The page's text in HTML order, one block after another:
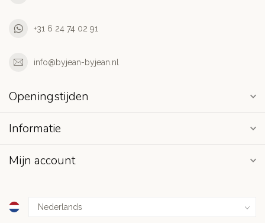
+31 6 24 74 02 91
info@byjean-byjean.nl
Openingstijden
Informatie
Mijn account